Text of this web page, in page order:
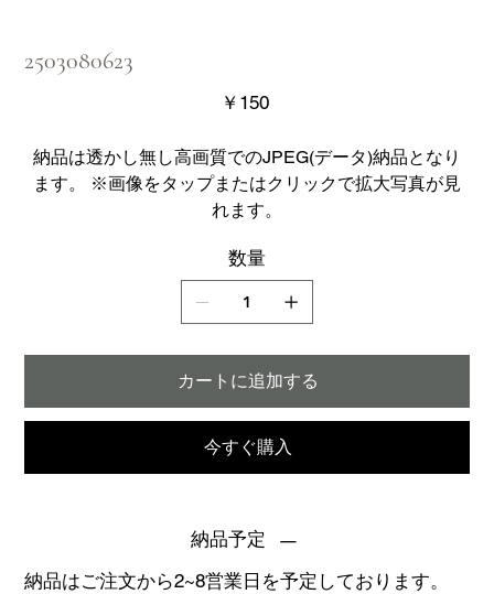
2503080623
価
格
￥150
納品は透かし無し高画質でのJPEG(データ)納品となり
ます。 ※画像をタップまたはクリックで拡大写真が見
れます。
数量
カートに追加する
今すぐ購入
納品予定
納品はご注文から2~8営業日を予定しております。